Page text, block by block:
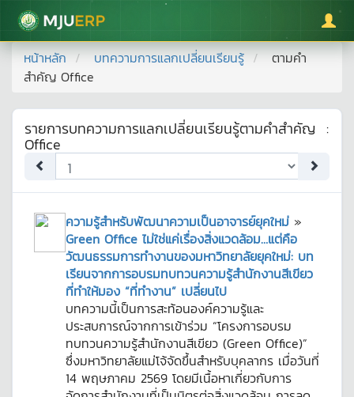
มหาวิทยาลัยแม่โจ้
หน้าหลัก บทความการแลกเปลี่ยนเรียนรู้
ตามคำ
สำคัญ Office
รายการบทความการแลกเปลี่ยนเรียนรู้ตามคำสำคัญ :
Office
ความรู้สำหรับพัฒนาความเป็นอาจารย์ยุคใหม่ »
Green Office ไม่ใช่แค่เรื่องสิ่งแวดล้อม…แต่คือ
วัฒนธรรมการทำงานของมหาวิทยาลัยยุคใหม่: บท
เรียนจากการอบรมทบทวนความรู้สำนักงานสีเขียว
ที่ทำให้มอง “ที่ทำงาน” เปลี่ยนไป
บทความนี้เป็นการสะท้อนองค์ความรู้และ
ประสบการณ์จากการเข้าร่วม “โครงการอบรม
ทบทวนความรู้สำนักงานสีเขียว (Green Office)”
ซึ่งมหาวิทยาลัยแม่โจ้จัดขึ้นสำหรับบุคลากร เมื่อวันที่
14 พฤษภาคม 2569 โดยมีเนื้อหาเกี่ยวกับการ